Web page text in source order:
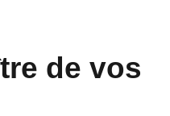
de vos